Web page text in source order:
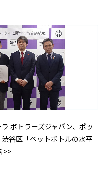
ボトラーズジャパン、ポッ
谷区「ペットボトルの水平
>>